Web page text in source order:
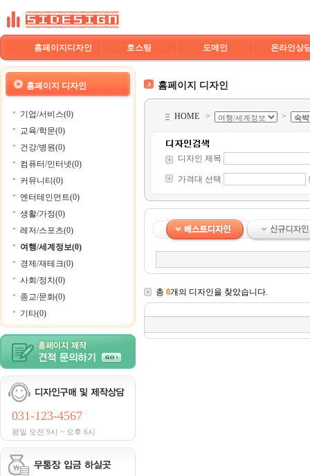
홈페이지디자인 호스팅 도메인 온라인상
홈페이지 디자인
기업/서비스(0)
교육/학문(0)
건강/병원(0)
컴퓨터/인터넷(0)
커뮤니티(0)
엔터테인먼트(0)
생활/가정(0)
레저/스포츠(0)
여행/세계정보(0)
경제/재테크(0)
사회/정치(0)
종교/문화(0)
기타(0)
031-123-4567
평일 오전 9시 ~ 오후 6시
홈페이지 디자인
HOME > >
디자인 제목
가격대 선택
총 0개의 디자인을 찾았습니다.